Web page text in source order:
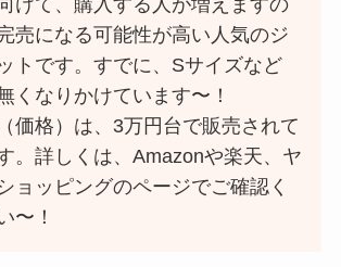
売になる可能性が高い人気のジ
トです。すでに、Sサイズなど
くなりかけています〜！
価格）は、3万円台で販売されて
。詳しくは、Amazonや楽天、ヤ
ョッピングのページでご確認く
〜！